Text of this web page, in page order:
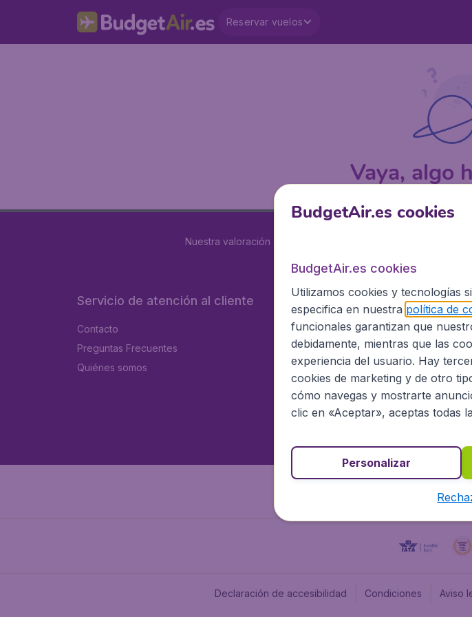
Reservar vuelos
Vaya, algo
Nuestra valoración es
Servicio de atención al cliente
Contacto
Preguntas Frecuentes
Quiénes somos
BudgetAir.es
Programa afiliados
Información Legal
Oportunidades profesionales
Declaración de accesibilidad Condiciones Aviso
BudgetAir.es cookies
BudgetAir.es cookies
Utilizamos cookies y tecnologías
especifica en nuestra política de
funcionales garantizan que
debidamente, mientras que las
experiencia del usuario. Hay
cookies de marketing y de otro
cómo navegas y mostrarte
clic en «Aceptar», aceptas todas
Personalizar